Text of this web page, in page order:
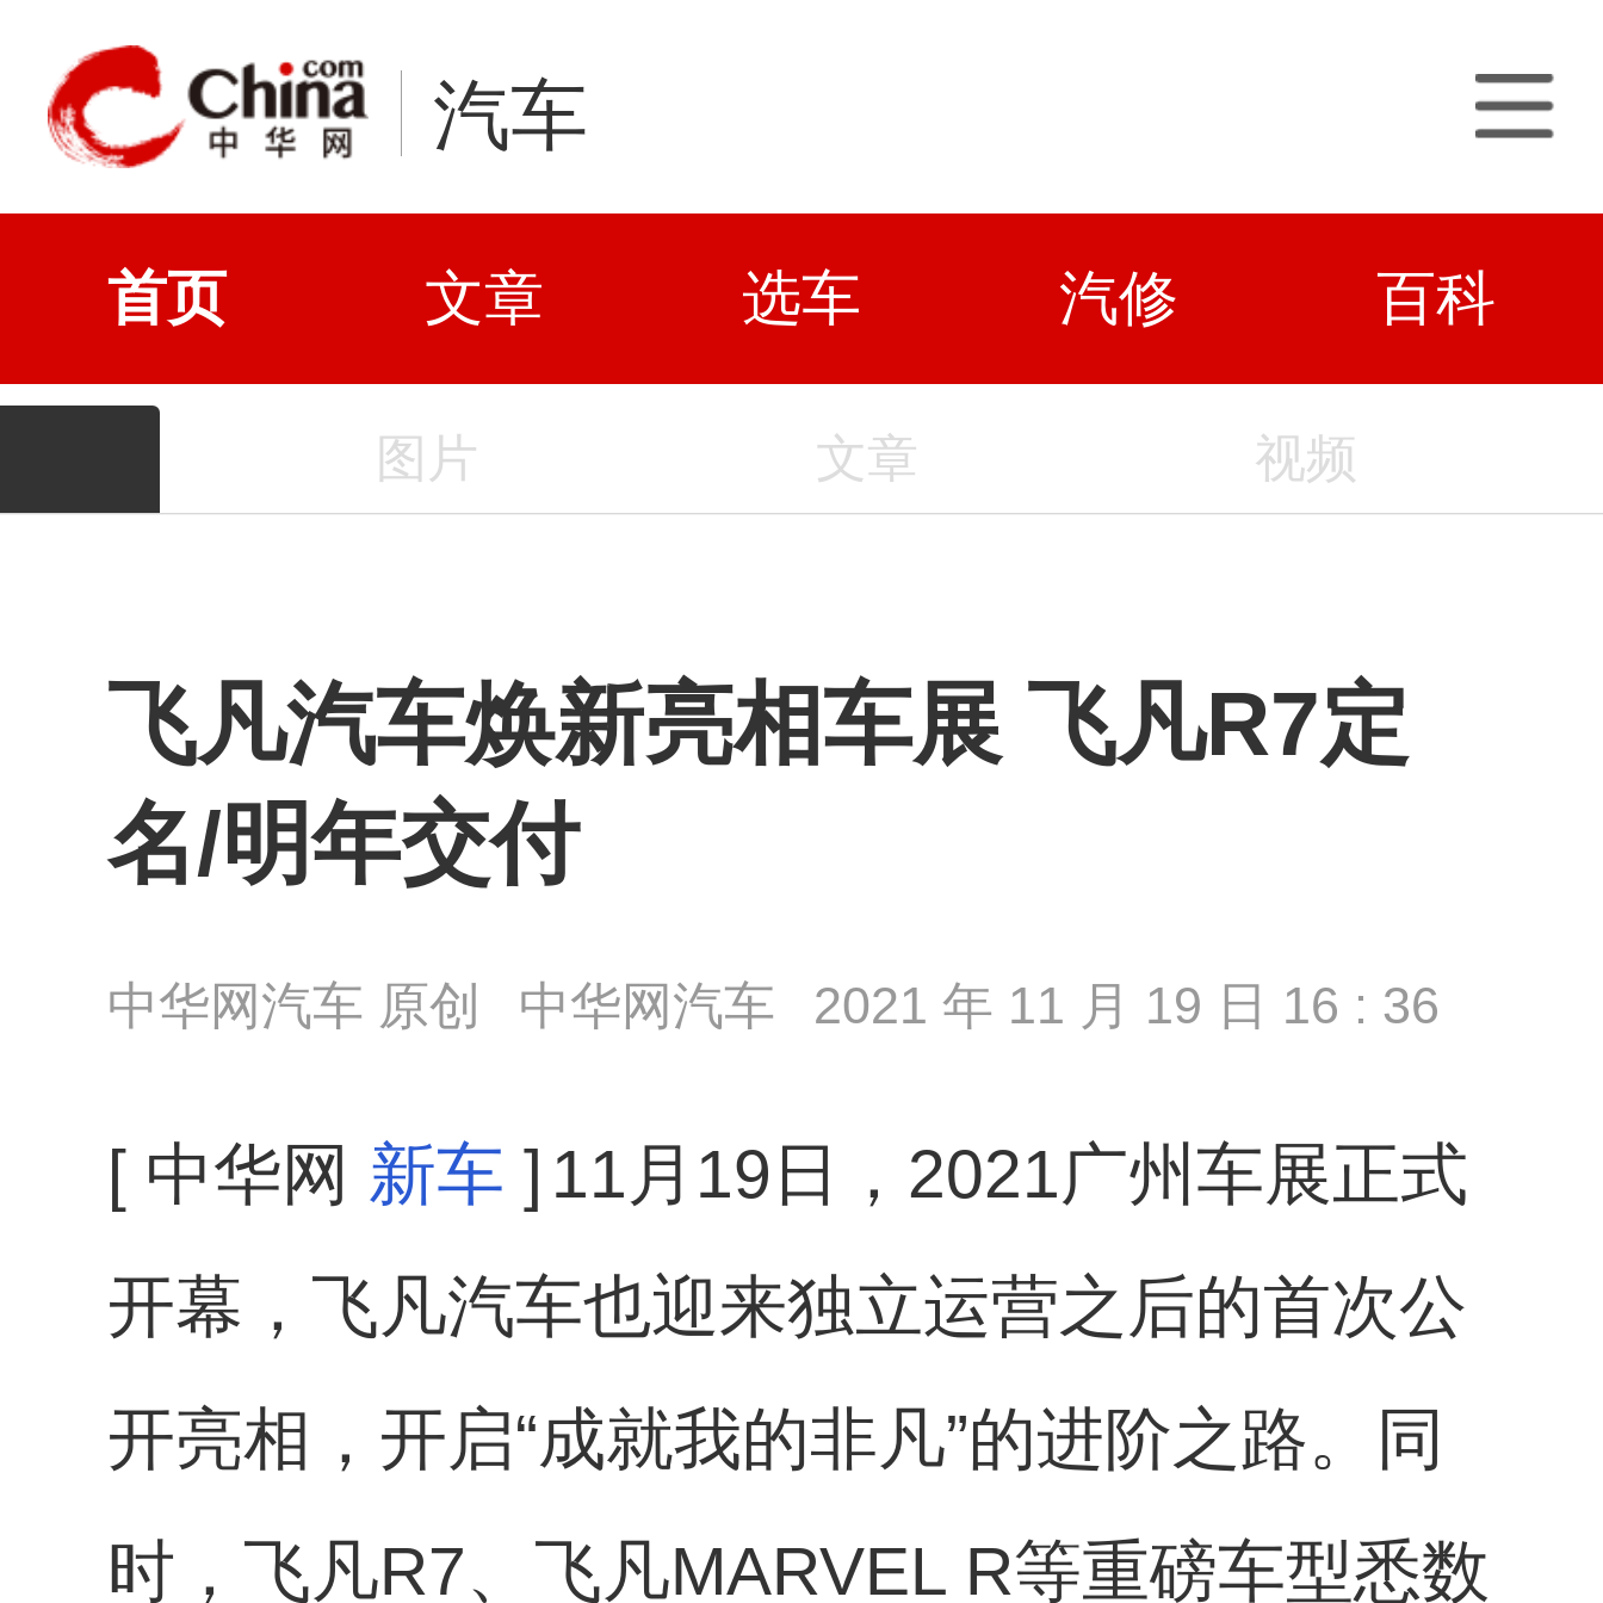
汽车
首页 文章 选车 汽修 百科
图片 文章 视频
飞凡汽车焕新亮相车展 飞凡R7定
名/明年交付
中华网汽车 原创 中华网汽车 2021 年 11 月 19 日 16 : 36
[ 中华网 新车 ] 11月19日，2021广州车展正式
开幕，飞凡汽车也迎来独立运营之后的首次公
开亮相，开启“成就我的非凡”的进阶之路。同
时，飞凡R7、飞凡MARVEL R等重磅车型悉数